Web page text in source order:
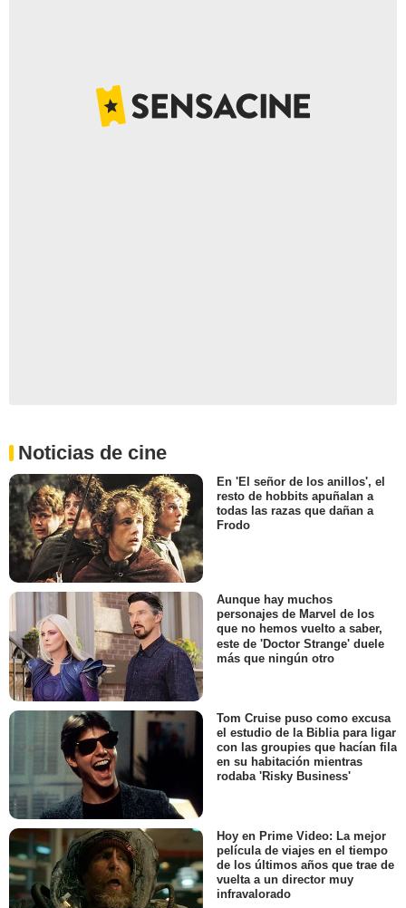
Noticias de cine
En 'El señor de los anillos', el
resto de hobbits apuñalan a
todas las razas que dañan a
Frodo
Aunque hay muchos
personajes de Marvel de los
que no hemos vuelto a saber,
este de 'Doctor Strange' duele
más que ningún otro
Tom Cruise puso como excusa
el estudio de la Biblia para ligar
con las groupies que hacían fila
en su habitación mientras
rodaba 'Risky Business'
Hoy en Prime Video: La mejor
película de viajes en el tiempo
de los últimos años que trae de
vuelta a un director muy
infravalorado